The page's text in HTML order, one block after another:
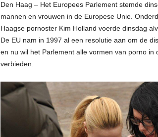
Den Haag – Het Europees Parlement stemde
mannen en vrouwen in de Europese Unie.
Haagse pornoster Kim Holland voerde dinsdag
De EU nam in 1997 al een resolutie aan om de
en nu wil het Parlement alle vormen van porno
verbieden.